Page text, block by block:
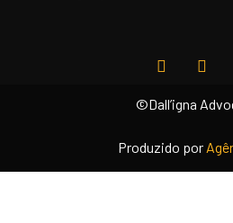
©Dall’igna
Produzido por